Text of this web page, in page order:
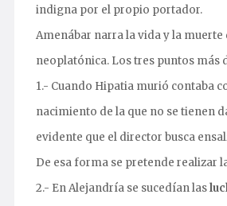
indigna por el propio portador.
Amenábar narra la vida y la
neoplatónica. Los tres puntos más
1.- Cuando Hipatia murió contaba
nacimiento de la que no se tienen
evidente que el director busca
De esa forma se pretende realizar
2.- En Alejandría se sucedían las